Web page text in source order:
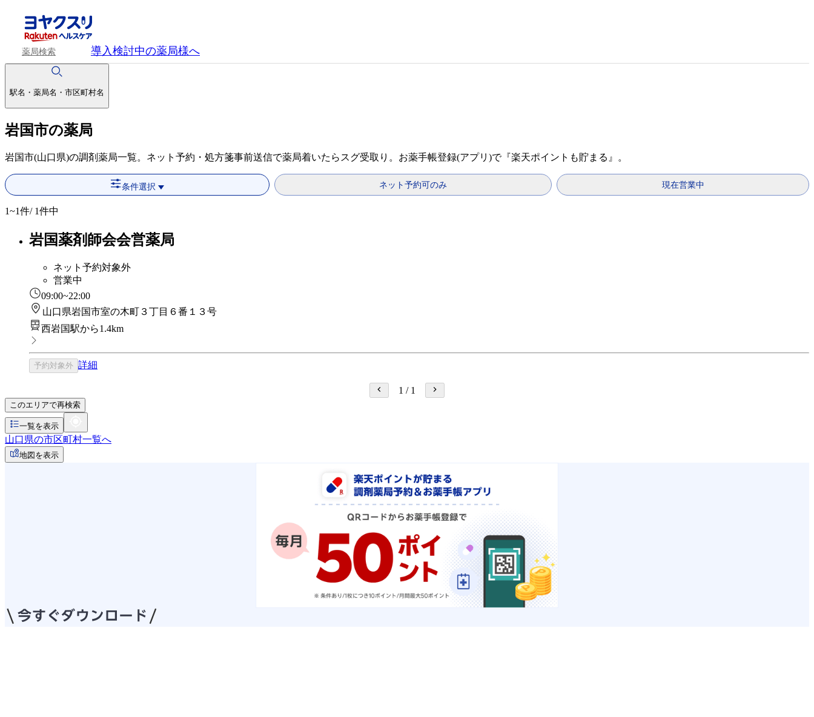
薬局検索 導入検討中の薬局様へ
駅名・薬局名・市区町村名
岩国市の薬局
岩国市(山口県)の調剤薬局一覧。ネット予約・処方箋事前送信で薬局着いたらスグ受取り。お薬手帳登録(アプリ)で『楽天ポイントも貯まる』。
条件選択 ネット予約可のみ 現在営業中
1~1件/ 1件中
岩国薬剤師会会営薬局
ネット予約対象外
営業中
09:00~22:00
山口県岩国市室の木町３丁目６番１３号
西岩国駅から1.4km
予約対象外 詳細
1 / 1
このエリアで再検索
一覧を表示
山口県の市区町村一覧へ
地図を表示